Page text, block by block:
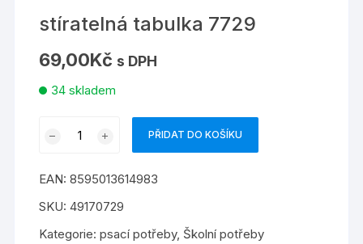
stíratelná tabulka 7729
69,00Kč s DPH
34 skladem
množství
PŘIDAT DO KOŠÍKU
EAN:8595013614983
SKU:49170729
Kategorie:psací potřeby, Školní potřeby